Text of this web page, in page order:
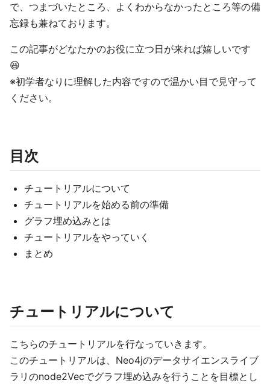
で、つまづいたところ、よくわからなかったところ等の備
忘録も兼ねております。
この記事がどなたかのお役に立つ日が来れば嬉しいです
😆
※初学者なりに理解した内容ですので温かい目で見守って
ください。
目次
チュートリアルについて
チュートリアルを始める前の準備
グラフ埋め込みとは
チュートリアルをやっていく
まとめ
チュートリアルについて
こちらのチュートリアルを行なっていきます。
このチュートリアルは、Neo4jのデータサイエンスライブ
ラリのnode2Vecでグラフ埋め込みを行うことを目標とし